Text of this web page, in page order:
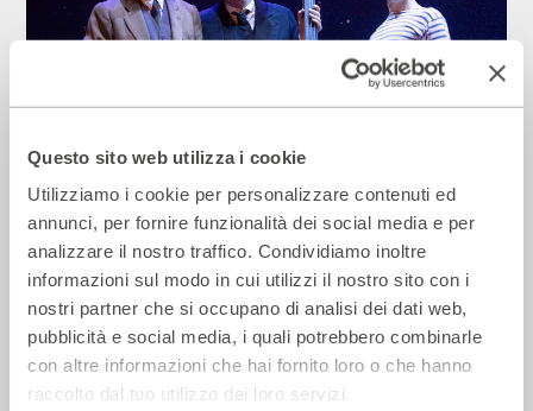
Questo sito web utilizza i cookie
Utilizziamo i cookie per personalizzare contenuti ed
annunci, per fornire funzionalità dei social media e per
analizzare il nostro traffico. Condividiamo inoltre
informazioni sul modo in cui utilizzi il nostro sito con i
nostri partner che si occupano di analisi dei dati web,
pubblicità e social media, i quali potrebbero combinarle
con altre informazioni che hai fornito loro o che hanno
raccolto dal tuo utilizzo dei loro servizi.
La Repubblica – In scena gli eroi di
strada secondo Raffaele Viviani
14 Luglio 2026
Rassegna Stampa